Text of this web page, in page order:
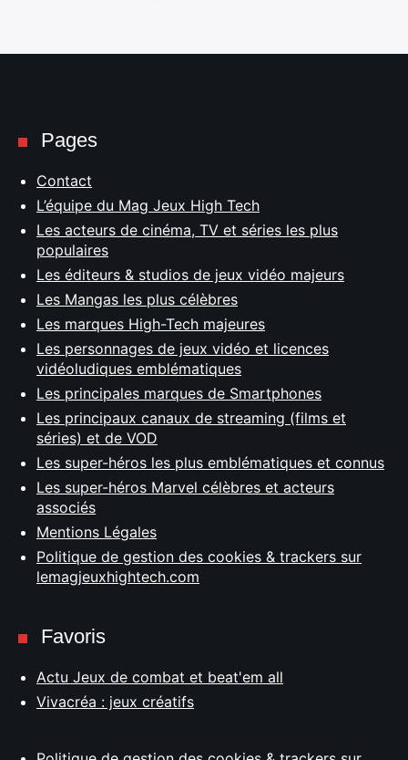
Pages
Contact
L’équipe du Mag Jeux High Tech
Les acteurs de cinéma, TV et séries les plus
populaires
Les éditeurs & studios de jeux vidéo majeurs
Les Mangas les plus célèbres
Les marques High-Tech majeures
Les personnages de jeux vidéo et licences
vidéoludiques emblématiques
Les principales marques de Smartphones
Les principaux canaux de streaming (films et
séries) et de VOD
Les super-héros les plus emblématiques et connus
Les super-héros Marvel célèbres et acteurs
associés
Mentions Légales
Politique de gestion des cookies & trackers sur
lemagjeuxhightech.com
Favoris
Actu Jeux de combat et beat'em all
Vivacréa : jeux créatifs